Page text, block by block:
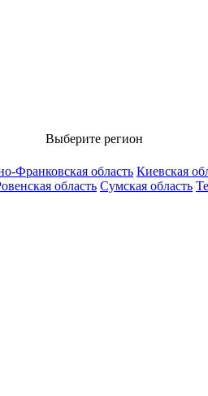
Выберите регион
Франковская область Киевская
область Сумская область